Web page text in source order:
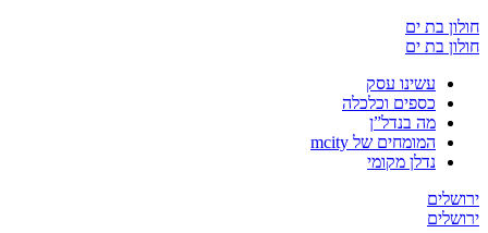
בת ים
בת ים
עשינו עסק
כספים וכלכלה
מה בנדל”ן
המומחים של mcity
נדלן מקומי